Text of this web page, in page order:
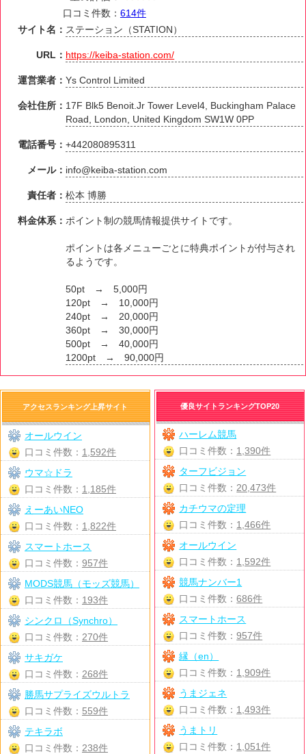
口コミ件数： 614件
サイト名： ステーション（STATION）
URL： https://keiba-station.com/
運営業者：Ys Control Limited
会社住所： 17F Blk5 Benoit.Jr Tower Level4, Buckingham Palace
Road, London, United Kingdom SW1W 0PP
電話番号：+442080895311
メール： info@keiba-station.com
責任者：松本 博勝
料金体系： ポイント制の競馬情報提供サイトです。
ポイントは各メニューごとに特典ポイントが付与され
るようです。
50pt → 5,000円
120pt → 10,000円
240pt → 20,000円
360pt → 30,000円
500pt → 40,000円
1200pt → 90,000円
優良サイトランキングTOP20
ハーレム競馬
口コミ件数： 1,390件
ターフビジョン
口コミ件数： 20,473件
カチウマの定理
口コミ件数： 1,466件
オールウイン
口コミ件数： 1,592件
競馬ナンバー1
口コミ件数：686件
スマートホース
口コミ件数：957件
縁（en）
口コミ件数： 1,909件
うまジェネ
口コミ件数： 1,493件
うまトリ
口コミ件数： 1,051件
アクセスランキング上昇サイト
オールウイン
口コミ件数： 1,592件
ウマ☆ドラ
口コミ件数： 1,185件
えーあいNEO
口コミ件数： 1,822件
スマートホース
口コミ件数： 957件
MODS競馬（モッズ競馬）
口コミ件数： 193件
シンクロ（Synchro）
口コミ件数： 270件
サキガケ
口コミ件数： 268件
勝馬サプライズウルトラ
口コミ件数： 559件
テキラボ
口コミ件数： 238件